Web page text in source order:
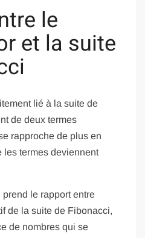
le
et la suite
lié à la suite de
de deux termes
rapproche de plus en
les termes deviennent
le rapport entre
de la suite de Fibonacci,
de nombres qui se